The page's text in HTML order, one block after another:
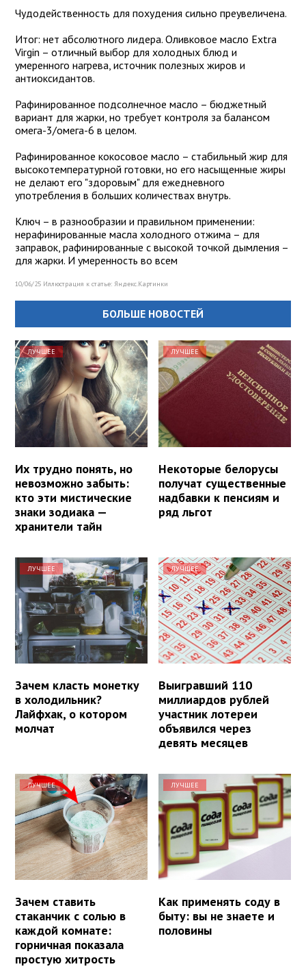
Чудодейственность для похудения сильно преувеличена.
Итог: нет абсолютного лидера. Оливковое масло Extra
Virgin – отличный выбор для холодных блюд и
умеренного нагрева, источник полезных жиров и
антиоксидантов.
Рафинированное подсолнечное масло – бюджетный
вариант для жарки, но требует контроля за балансом
омега-3/омега-6 в целом.
Рафинированное кокосовое масло – стабильный жир для
высокотемпературной готовки, но его насыщенные жиры
не делают его "здоровым" для ежедневного
употребления в больших количествах внутрь.
Ключ – в разнообразии и правильном применении:
нерафинированные масла холодного отжима – для
заправок, рафинированные с высокой точкой дымления –
для жарки. И умеренность во всем
10/06/25 Иллюстрация к статье: Яндекс.Картинки
БОЛЬШЕ НОВОСТЕЙ
ЛУЧШЕЕ
Их трудно понять, но
невозможно забыть:
кто эти мистические
знаки зодиака —
хранители тайн
ЛУЧШЕЕ
Некоторые белорусы
получат существенные
надбавки к пенсиям и
ряд льгот
ЛУЧШЕЕ
Зачем класть монетку
в холодильник?
Лайфхак, о котором
молчат
ЛУЧШЕЕ
Выигравший 110
миллиардов рублей
участник лотереи
объявился через
девять месяцев
ЛУЧШЕЕ
Зачем ставить
стаканчик с солью в
каждой комнате:
горничная показала
простую хитрость
ЛУЧШЕЕ
Как применять соду в
быту: вы не знаете и
половины